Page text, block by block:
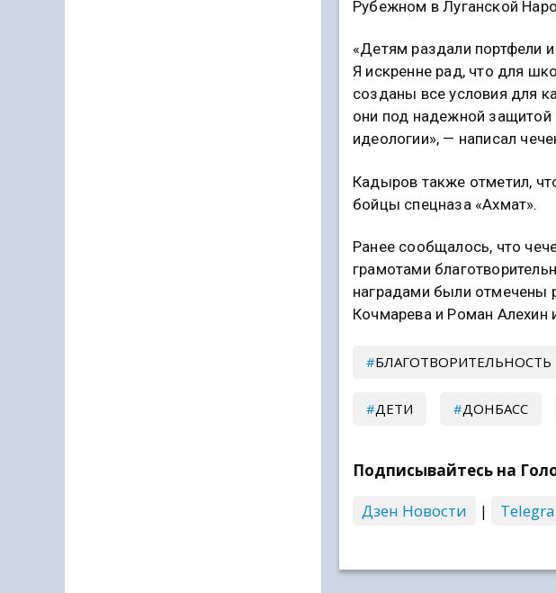
Рубежном в Луганской
«Детям раздали портфели
Я искренне рад, что для
созданы все условия для
они под надежной
идеологии», — написал
Кадыров также отметил,
бойцы спецназа «Ахмат».
Ранее сообщалось, что
грамотами
наградами были отмечены
Кочмарева и Роман Алехин
БЛАГОТВОРИТЕЛЬНОСТЬ
ДЕТИ ДОНБАСС
Подписывайтесь на
Дзен Новости
|